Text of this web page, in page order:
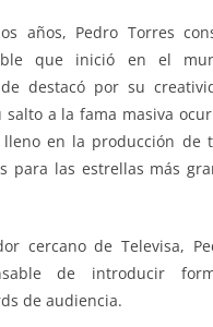
años, Pedro Torres
que inició en el
destacó por su
salto a la fama masiva
en la producción de
para las estrellas más
cercano de Televisa,
de introducir
de audiencia.